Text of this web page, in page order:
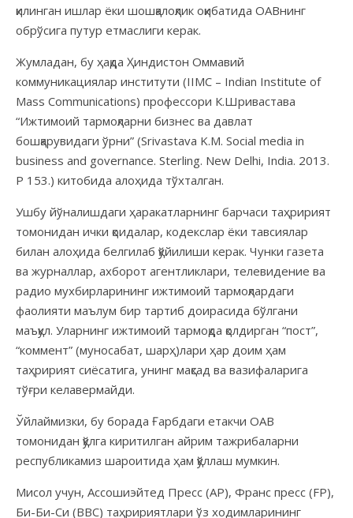
қилинган ишлар ёки шошқалоқлик оқибатида ОАВнинг
обрўсига путур етмаслиги керак.
Жумладан, бу ҳақда Ҳиндистон Оммавий
коммуникациялар институти (IIMC – Indian Institute of
Mass Communications) профессори К.Шривастава
“Ижтимоий тармоқларни бизнес ва давлат
бошқарувидаги ўрни” (Srivastava K.M. Social media in
business and governance. Sterling. New Delhi, India. 2013.
P 153.) китобида алоҳида тўхталган.
Ушбу йўналишдаги ҳаракатларнинг барчаси таҳририят
томонидан ички қоидалар, кодекслар ёки тавсиялар
билан алоҳида белгилаб қўйилиши керак. Чунки газета
ва журналлар, ахборот агентликлари, телевидение ва
радио мухбирларининг ижтимоий тармоқлардаги
фаолияти маълум бир тартиб доирасида бўлгани
маъқул. Уларнинг ижтимоий тармоқда қолдирган “пост”,
“коммент” (муносабат, шарҳ)лари ҳар доим ҳам
таҳририят сиёсатига, унинг мақсад ва вазифаларига
тўғри келавермайди.
Ўйлаймизки, бу борада Ғарбдаги етакчи ОАВ
томонидан қўлга киритилган айрим тажрибаларни
республикамиз шароитида ҳам қўллаш мумкин.
Мисол учун, Ассошиэйтед Пресс (АР), Франс пресс (FP),
Би-Би-Си (BBC) таҳририятлари ўз ходимларининг